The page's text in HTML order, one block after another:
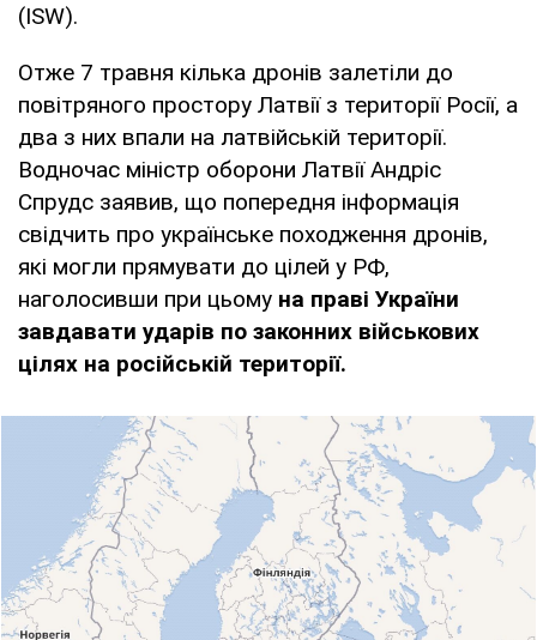
(ISW).
Отже 7 травня кілька дронів залетіли до
повітряного простору Латвії з території Росії, а
два з них впали на латвійській території.
Водночас міністр оборони Латвії Андріс
Спрудс заявив, що попередня інформація
свідчить про українське походження дронів,
які могли прямувати до цілей у РФ,
наголосивши при цьому на праві України
завдавати ударів по законних військових
цілях на російській території.